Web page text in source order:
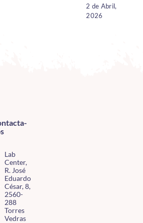
2 de Abril,
2026
Lab
Center,
R. José
Eduardo
César, 8,
2560-
288
Torres
Vedras